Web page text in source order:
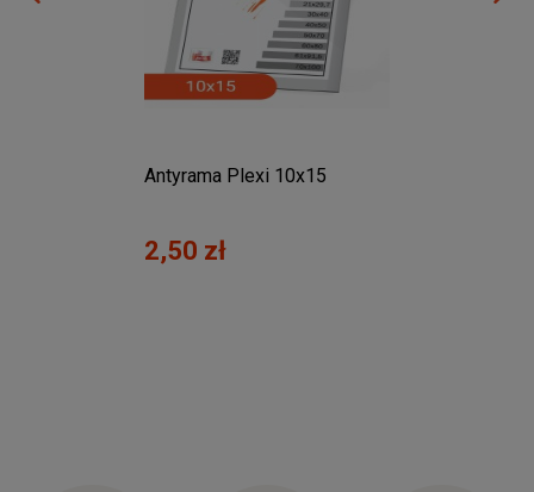
Antyrama Plexi 10x15
2,50 zł